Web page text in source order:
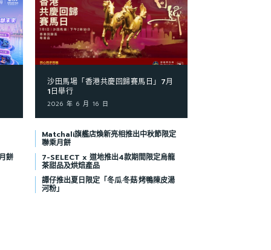
沙田馬場「香港共慶回歸賽馬日」7月
1日舉行
2026 年 6 月 16 日
Matchali旗艦店煥新亮相推出中秋節限定
聯乘月餅
餅 7-SELECT x 道地推出4款期間限定烏龍
茶甜品及烘焙產品
譚仔推出夏日限定「冬瓜·冬菇·烤鴨陳皮湯
河粉」